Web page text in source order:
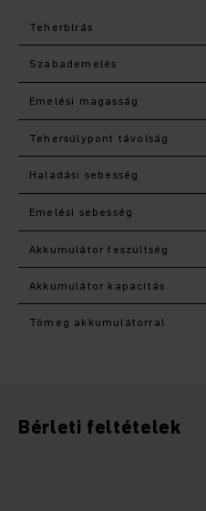
Teherbírás
Szabademelés
Emelési magasság
Tehersúlypont távolság
Haladási sebesség
Emelési sebesség
Akkumulátor feszültség
Akkumulátor kapacitás
Tömeg akkumulátorral
Bérleti feltételek